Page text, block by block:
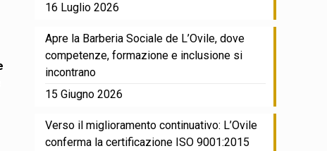
16 Luglio 2026
Apre la Barberia Sociale de L’Ovile, dove
competenze, formazione e inclusione si
incontrano
15 Giugno 2026
Verso il miglioramento continuativo: L’Ovile
conferma la certificazione ISO 9001:2015